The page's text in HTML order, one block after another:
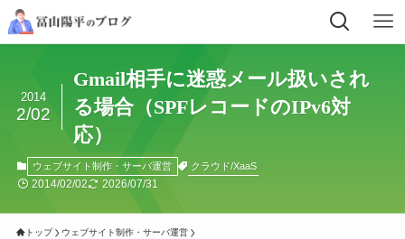
Gmail相手に迷惑メール扱いされ
る場合（SPFレコードのIPv6対
応）
2014
2/02
ウェブサイト制作・サーバ運営 クラウド/XaaS
2014/02/02 2026/07/31
トップ ウェブサイト制作・サーバ運営